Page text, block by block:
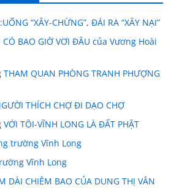
“XÂY-CHỪNG”, ĐÁI RA “XÂY NẠI”
CÓ BAO GIỜ VƠI ĐÂU của Vương Hoài
THAM QUAN PHÒNG TRANH PHƯỢNG
THÍCH CHỢ ĐI DẠO CHỢ
VỚI TÔI-VĨNH LONG LÀ ĐẤT PHẬT
trường Vĩnh Long
Vĩnh Long
DÀI CHIÊM BAO CỦA DUNG THỊ VÂN